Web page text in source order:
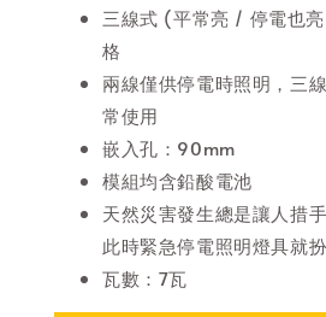
三線式 (平常亮 / 停電也
格
兩線僅供停電時照明，三
常使用
嵌入孔：90mm
模組均含鉛酸電池
天然災害發生總是讓人措
此時緊急停電照明燈具就
瓦數：7瓦